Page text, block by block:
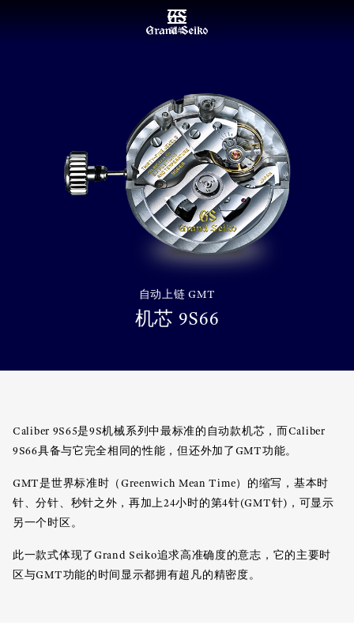
菜单
自动上链 GMT
机芯 9S66
Caliber 9S65是9S机械系列中最标准的自动款机芯，而Caliber
9S66具备与它完全相同的性能，但还外加了GMT功能。
GMT是世界标准时（Greenwich Mean Time）的缩写，基本时
针、分针、秒针之外，再加上24小时的第4针(GMT针)，可显示
另一个时区。
此一款式体现了Grand Seiko追求高准确度的意志，它的主要时
区与GMT功能的时间显示都拥有超凡的精密度。